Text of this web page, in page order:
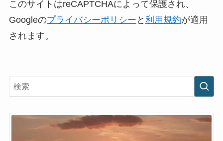
このサイトはreCAPTCHAによって保護され、
Googleのプライバシーポリシー と 利用規約が適用
されます。